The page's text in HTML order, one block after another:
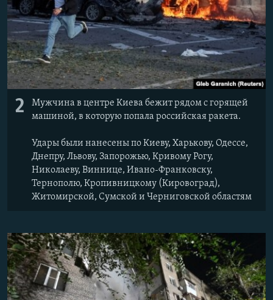
2
Мужчина в центре Киева бежит рядом с горящей
машиной, в которую попала российская ракета.
Удары были нанесены по Киеву, Харькову, Одессе,
Днепру, Львову, Запорожью, Кривому Рогу,
Николаеву, Виннице, Ивано-Франковску,
Тернополю, Кропивницкому (Кировоград),
Житомирской, Сумской и Черниговской областям